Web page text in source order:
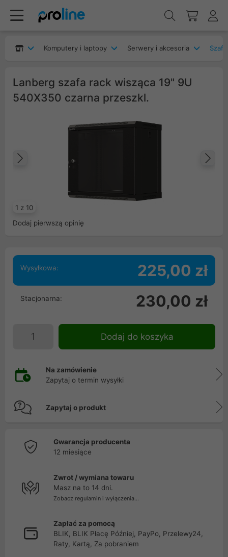
Komputery i laptopy Serwery i akcesoria
Lanberg szafa rack wisząca 19" 9U
540X350 czarna przeszkl.
1 z 10
Poprzedni
Dodaj pierwszą opinię
Wysyłkowa: 225,00 zł
Stacjonarna: 230,00 zł
Dodaj do koszyka
Na zamówienie
Zapytaj o termin wysyłki
Zapytaj o produkt
Gwarancja producenta
12 miesiące
Zwrot / wymiana towaru
Masz na to 14 dni.
Zobacz regulamin i wyłączenia...
Zapłać za pomocą
BLIK, BLIK Płacę Później, PayPo, Przelewy24,
Raty, Kartą, Za pobraniem